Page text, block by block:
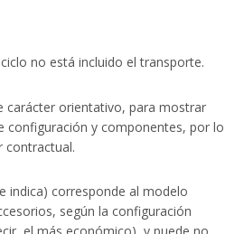
no está incluido el transporte.
carácter orientativo, para mostrar
configuración y componentes, por lo
contractual.
indica) corresponde al modelo
según la configuración